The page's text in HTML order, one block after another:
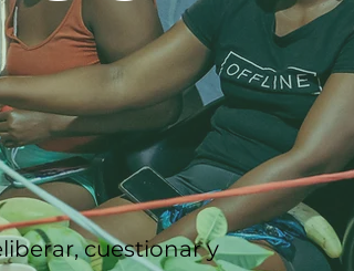
cuestionar y